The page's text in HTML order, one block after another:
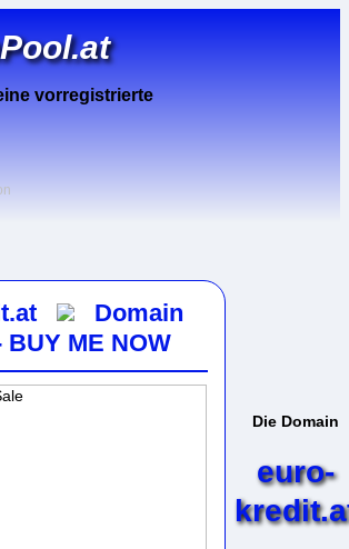
vorregistrierte
Domain
ME NOW
Die Domain
euro-